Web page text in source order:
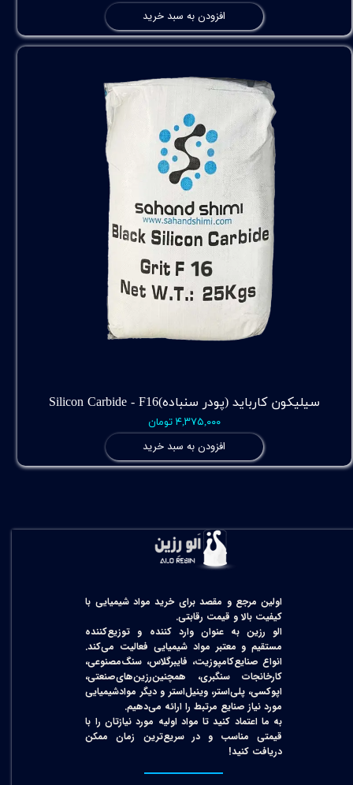
افزودن به سبد خرید
سیلیکون کارباید (پودر سنباده)Silicon Carbide - F16
۴,۳۷۵,۰۰۰ تومان
افزودن به سبد خرید
اولین مرجع و مقصد برای خرید مواد شیمیایی با
کیفیت بالا و قیمت رقابتی.
الو رزین به عنوان وارد کننده و توزیع‌کننده
مستقیم و معتبر مواد شیمیایی فعالیت می‌کند.
انواع صنایع‌کامپوزیت، فایبرگلاس، سنگ‌مصنوعی،
کارخانجات سنگبری، همچنین‌رزین‌های‌صنعتی،
اپوکسی، پلی‌استر، وینیل‌استر و دیگر مواد‌شیمیایی
مورد نیاز صنایع مرتبط را ارائه می‌دهیم.
به ما اعتماد کنید تا مواد اولیه مورد نیازتان را با
قیمتی مناسب و در سریع‌ترین زمان ممکن
دریافت کنید!​​​​​​​